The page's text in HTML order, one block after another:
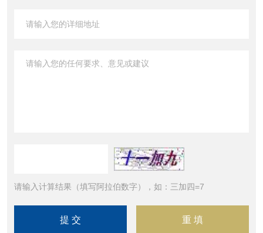
请输入计算结果（填写阿拉伯数字），如：三加四=7